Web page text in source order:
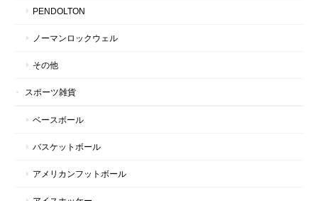
PENDOLTON
ノーマンロックウェル
その他
スポーツ雑貨
ベースボール
バスケットボール
アメリカンフットボール